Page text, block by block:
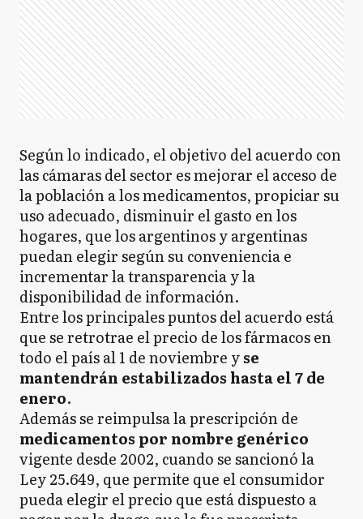
Según lo indicado, el objetivo del acuerdo con
las cámaras del sector es mejorar el acceso de
la población a los medicamentos, propiciar su
uso adecuado, disminuir el gasto en los
hogares, que los argentinos y argentinas
puedan elegir según su conveniencia e
incrementar la transparencia y la
disponibilidad de información.
Entre los principales puntos del acuerdo está
que se retrotrae el precio de los fármacos en
todo el país al 1 de noviembre yse
mantendrán estabilizados hasta el 7 de
enero.
Además se reimpulsa la prescripción de
medicamentos por nombre genérico
vigente desde 2002, cuando se sancionó la
Ley 25.649, que permite que el consumidor
pueda elegir el precio que está dispuesto a